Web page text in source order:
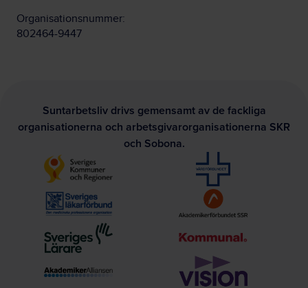
Organisationsnummer:
802464-9447
Suntarbetsliv drivs gemensamt av de fackliga
organisationerna och arbetsgivarorganisationerna SKR
och Sobona.